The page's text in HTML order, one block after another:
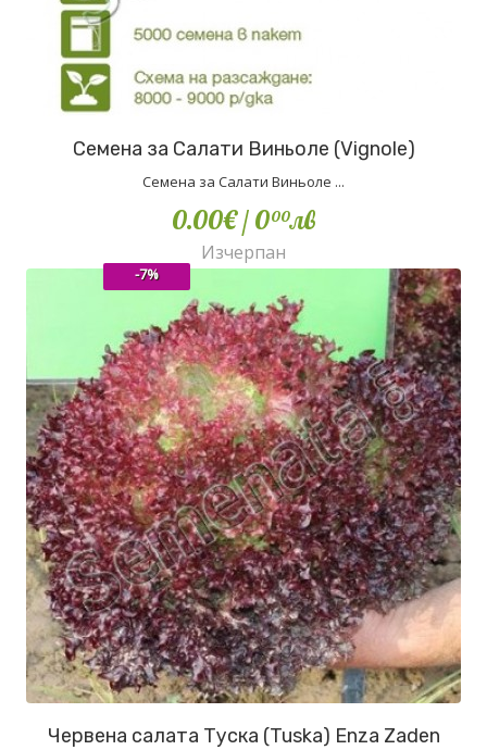
Семена за Салати Виньоле (Vignole)
Семена за Салати Виньоле ...
0.00€/ 000лв
Изчерпан
Червена салата Туска (Tuska) Enza Zaden
-7%